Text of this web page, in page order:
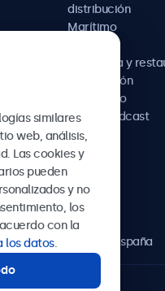
distribución
Marítimo
Hostelería y
Automoción
Ferroviario
AV y broadcast
Sanidad
39, Madrid, 28006, España
similares
web, análisis,
Las cookies y
pueden
y no
los
con la
los datos.